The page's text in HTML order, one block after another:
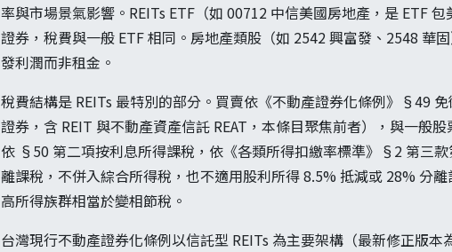
率與市場景氣影響。REITs ETF（如 00712 中信美國房地產，是 ETF
證券，稅費與一般 ETF 相同。房地產類股（如 2542 興富發、2548 華
發利潤而非租金。
稅費結構是 REITs 最特別的部分。買賣依《不動產證券化條例》§49
證券，含 REIT 與不動產資產信託 REAT，本條目聚焦前者），與一般
依 §50 第二項按利息所得課稅，依《各類所得扣繳率標準》§2 第三
離課稅，不併入綜合所得稅，也不適用股利所得 8.5% 抵減或 28% 分
高所得族群相當於變相節稅。
台灣現行不動產證券化條例以信託型 REITs 為主要架構（最新修正版